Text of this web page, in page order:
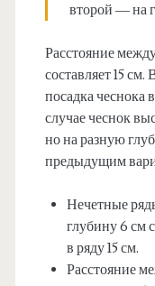
второй — на
Расстояние
составляет 15
посадка чеснока
случае чеснок
но на разную
предыдущим
Нечетные
глубину 6 см
в ряду 15 см.
Расстояние